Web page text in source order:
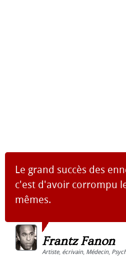
Le grand succès des
c'est d'avoir corrompu
mêmes.
Frantz Fanon
Artiste, écrivain, Médecin,